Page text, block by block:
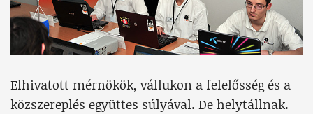
Elhivatott mérnökök, vállukon a felelősség és a
közszereplés együttes súlyával. De helytállnak.